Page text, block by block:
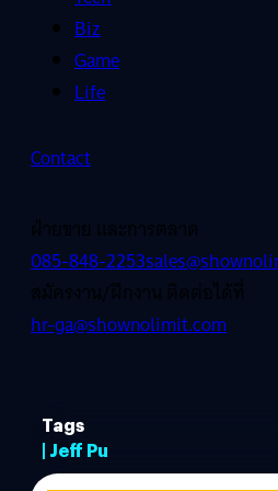
Biz
Game
Life
Contact
ฝ่ายขาย และการตลาด
085-848-2253
สมัครงาน/ฝึกงาน ติดต่อได้ที่
hr-ga@shownolimit.com
Tags
| Jeff Pu